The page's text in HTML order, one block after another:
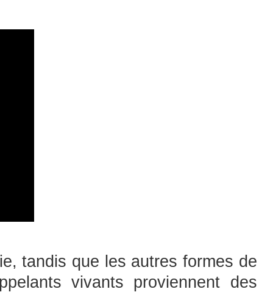
tandis que les autres formes de
vivants proviennent des